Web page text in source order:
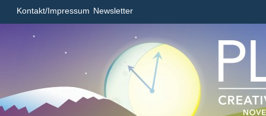
Kontakt/Impressum Newsletter